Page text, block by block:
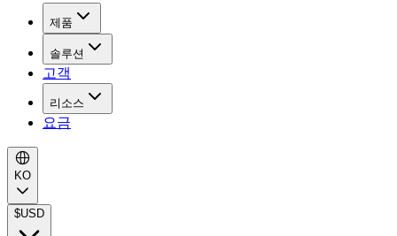
제품
솔루션
고객
리소스
요금
KO
$USD